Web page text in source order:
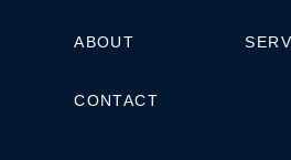
ABOUT
CONTACT